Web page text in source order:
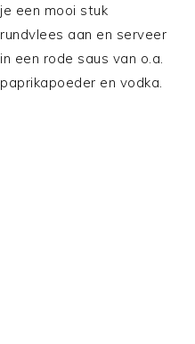
je een mooi stuk
rundvlees aan en serveer
in een rode saus van o.a.
paprikapoeder en vodka.